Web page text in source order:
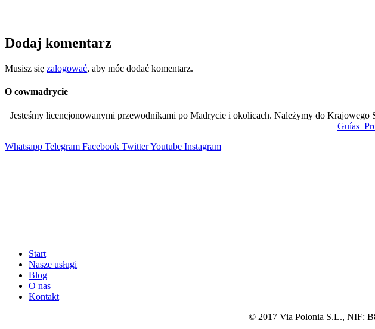
Dodaj komentarz
Musisz się zalogować, aby móc dodać komentarz.
O cowmadrycie
Jesteśmy licencjonowanymi przewodnikami po Madrycie i okolicach. Należymy do
Guías
Whatsapp Telegram Facebook TwitterYoutube Instagram
Start
Nasze usługi
Blog
O nas
Kontakt
© 2017 Via Polonia S.L., NIF: